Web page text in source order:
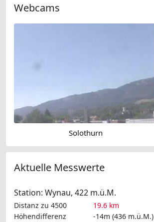
Webcams
Solothurn
Aktuelle Messwerte
Station: Wynau, 422 m.ü.M.
Distanz zu 4500
19.6 km
Höhendifferenz
-14m (436 m.ü.M.)